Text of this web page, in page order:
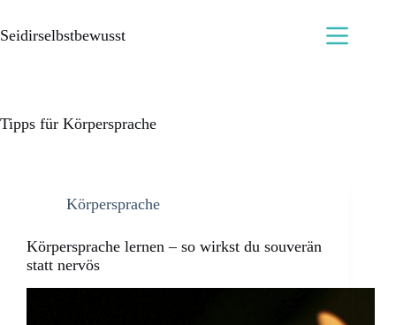
Seidirselbstbewusst
Tipps für Körpersprache
Körpersprache
Körpersprache lernen – so wirkst du souverän
statt nervös